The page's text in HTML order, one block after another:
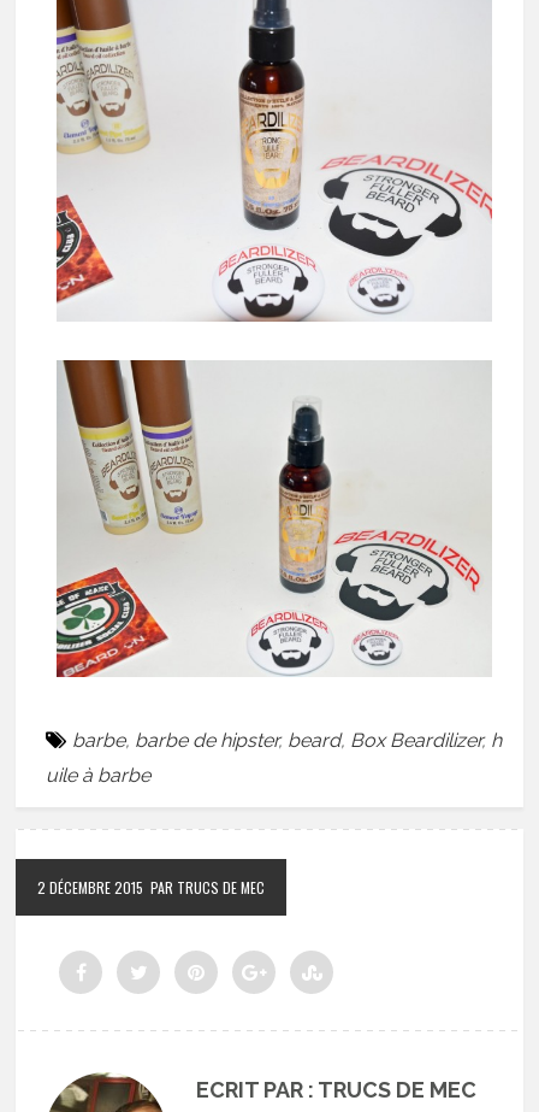
barbe, barbe de hipster, beard, Box Beardilizer, h
uile à barbe
2 DÉCEMBRE 2015 PAR TRUCS DE MEC
ECRIT PAR : TRUCS DE MEC